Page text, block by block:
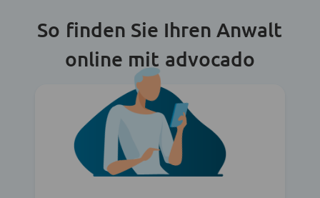
So finden Sie Ihren Anwalt
online mit advocado